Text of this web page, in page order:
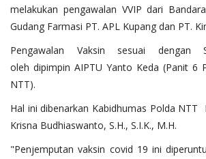
melakukan pengawalan VVIP dari
Gudang Farmasi PT. APL Kupang dan PT.
Pengawalan Vaksin sesuai dengan
oleh dipimpin AIPTU Yanto Keda (Panit 6
NTT).
Hal ini dibenarkan Kabidhumas Polda NTT
Krisna Budhiaswanto, S.H., S.I.K., M.H.
"Penjemputan vaksin covid 19 ini